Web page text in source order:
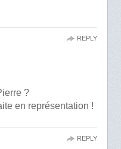
?
en représentation !
REPLY
REPLY